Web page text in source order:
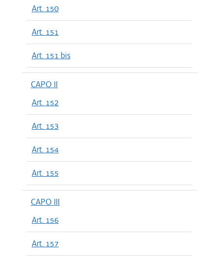
Art. 150
Art. 151
Art. 151 bis
CAPO II
Art. 152
Art. 153
Art. 154
Art. 155
CAPO III
Art. 156
Art. 157